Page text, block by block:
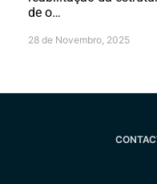
de o…
28 de Novembro, 2025